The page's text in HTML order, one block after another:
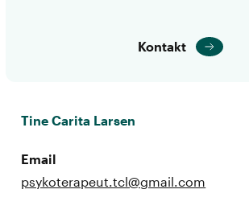
Kontakt
Tine Carita Larsen
Email
psykoterapeut.tcl@gmail.com